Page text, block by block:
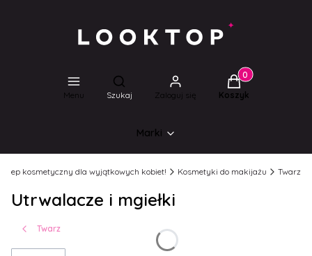
Menu
Otwórz wyszukiwarkę
Szukaj Zaloguj się
Produkty w
Koszyk
Marki
kosmetyczny dla wyjątkowych kobiet! Kosmetyki do makijażu Twarz
Utrwalacze i mgiełki
Twarz